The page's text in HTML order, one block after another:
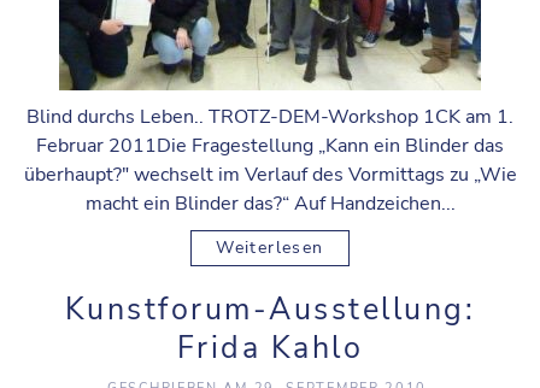
Blind durchs Leben.. TROTZ-DEM-Workshop 1CK am 1.
Februar 2011Die Fragestellung „Kann ein Blinder das
überhaupt?" wechselt im Verlauf des Vormittags zu „Wie
macht ein Blinder das?“ Auf Handzeichen...
Weiterlesen
Kunstforum-Ausstellung:
Frida Kahlo